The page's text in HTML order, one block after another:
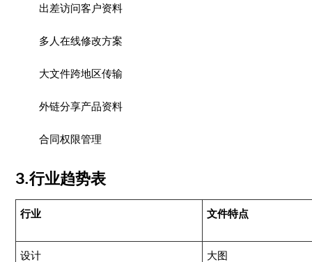
出差访问客户资料
多人在线修改方案
大文件跨地区传输
外链分享产品资料
合同权限管理
3.行业趋势表
行业 文件特点
设计 大图